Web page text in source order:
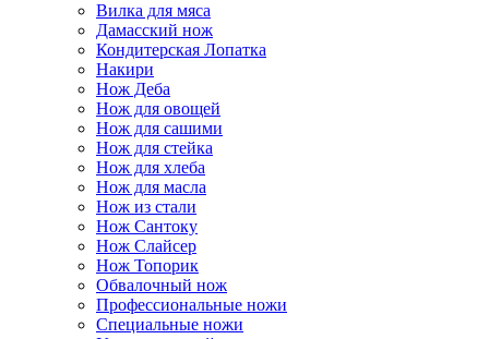
Вилка для мяса
Дамасский нож
Кондитерская Лопатка
Накири
Нож Деба
Нож для овощей
Нож для сашими
Нож для стейка
Нож для хлеба
Нож для масла
Нож из стали
Нож Сантоку
Нож Слайсер
Нож Топорик
Обвалочный нож
Профессиональные ножи
Специальные ножи